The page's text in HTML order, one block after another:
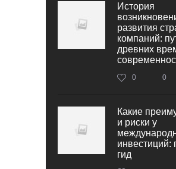
История
развития
компаний:
древних
0 0
Какие
и риски у
инвестиций:
гид